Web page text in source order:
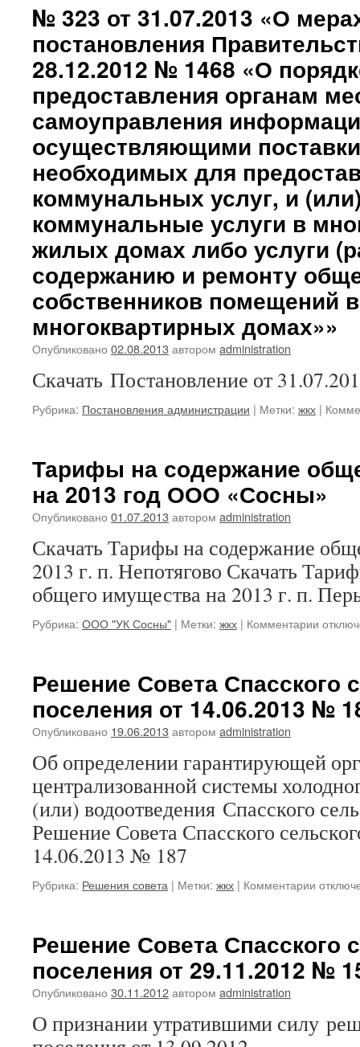
№ 323 от 31.07.2013 «О
постановления
28.12.2012 № 1468 «О
предоставления органам
самоуправления
осуществляющими
необходимых для
коммунальных услуг, и
коммунальные услуги в
жилых домах либо услуги
содержанию и ремонту
собственников помещений в
многоквартирных домах»»
Опубликовано 02.08.2013автором administration
Скачать Постановление от
Рубрика: Постановления администрации | Метки: жкх |
Тарифы на содержание
на 2013 год ООО «Сосны»
Опубликовано 01.07.2013автором administration
Скачать Тарифы на содержание
2013 г. п. Непотягово Скачать
общего имущества на 2013 г. п.
Рубрика: ООО "УК Сосны" | Метки: жкх | Комментарии к
общего
год
ООО
Решение Совета Спасского
поселения от 14.06.2013 №
Опубликовано 19.06.2013автором administration
Об определении гарантирующей
централизованной системы
(или) водоотведения Спасского
Решение Совета Спасского
14.06.2013 № 187
Рубрика: Решения совета | Метки: жкх | Комментарии к
№
Решение Совета Спасского
поселения от 29.11.2012 №
Опубликовано 30.11.2012автором administration
О признании утратившими силу